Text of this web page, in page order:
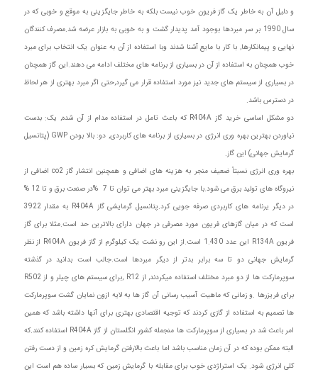
و دلیل آن به خاطر یک گاز فریون خوب نیست بلکه به خاطر جایگزینی به موقع و خوبی که در
سال 1990 بر سر مبردها بوجود آمد پدیدار گشت و به خوبی به بازار عرضه شد.مصرف کنندگان
نهایی و پیمانکارها, با کار با مایع آشنا شدند وبا استفاده از آن به عنوان یک انتخاب برای مبرد
خوب همچنان به استفاده از آن در بسیاری از برنامه های مختلف ادامه می دهند.این گاز همچنان
در بسیاری از سیستم های جدید نیز مورد استفاده قرار می گیرد,حتی اگر مبرد بهتری از هر لحاظ
در دسترس باشد.
دو مشکل اساسی خرید گاز R404A که باعث تامل در استفاده مدام از آن شده, یک: بدست
نیاوردن بهترین بهره وری انرژی در بسیاری از برنامه های کاربردی, دو: بالا بودن GWP (پتانسیل
گرمایش جهانی) این گاز.
بهره وری انرژی نسبتاً ضعیف منجر به هزینه های اضافی و همچنین انتشار گاز co2 اضافی از
نیروگاه های تولید برق می شود.با جایگزینی مبرد بهتر می توان تا 7 %در صنعت برق و تا 12 %
در دیگر یرنامه های کاربردی صرفه جویی کرد.پتانسیل گرمایشی گاز R404A به مقدار 3922
است که در میان گازهای فریون مورد مصرفی در جهان دارای بالاترین حد است.مثلا برای گاز
فریون R134A این عدد 1.430 است.از این رو نشت یک کیلوگرم از گاز فریون R404A از نظر
گرمایش جهانی دو تا سه برابر بدتر از دیگر مبردها است.جالب است بدانید در گذشته
سوپرمارکت ها از دو مبرد مختلف استفاده میکردند, از R12 ,برای سیستم های چیلر و از R502
برای فریزرها .و زمانی که ماهیت آسیب رسانی آن گاز ها به لایه ازون نمایان گشت سوپرمارکت
ها تصمیم به استفاده از گازی کردند که توجیه اقتصادی بهتری برای آنها داشته باشد که همین
امر باعث شد در بسیاری از سوپرمارکت ها منجمله کشور انگلستان از گاز R404A استفاده کنند.که
البته ممکن بوده که در آن زمان مناسب باشد اما باعث بالارفتن گرمایش کره زمین و از دست رفتن
کلی انرژی شود. یک استراژدی خوب برای مقابله با گرمایش زمین که بسیار ساده هم است این